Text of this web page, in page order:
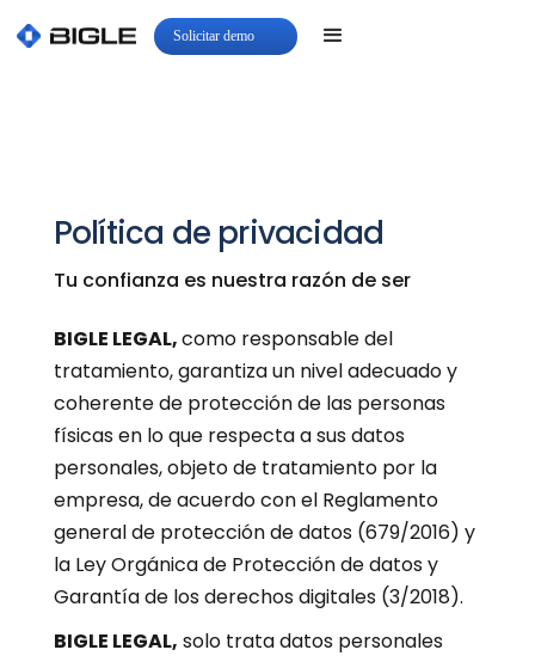
Solicitar demo
Política de privacidad
Tu confianza es nuestra razón de ser
BIGLE LEGAL,como responsable del
tratamiento, garantiza un nivel adecuado y
coherente de protección de las personas
físicas en lo que respecta a sus datos
personales, objeto de tratamiento por la
empresa, de acuerdo con el Reglamento
general de protección de datos (679/2016) y
la Ley Orgánica de Protección de datos y
Garantía de los derechos digitales (3/2018).
BIGLE LEGAL, solo trata datos personales